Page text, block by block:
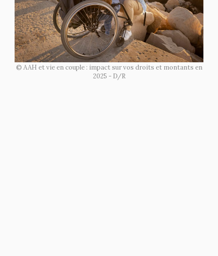
© AAH et vie en couple : impact sur vos droits et montants en
2025 - D/R